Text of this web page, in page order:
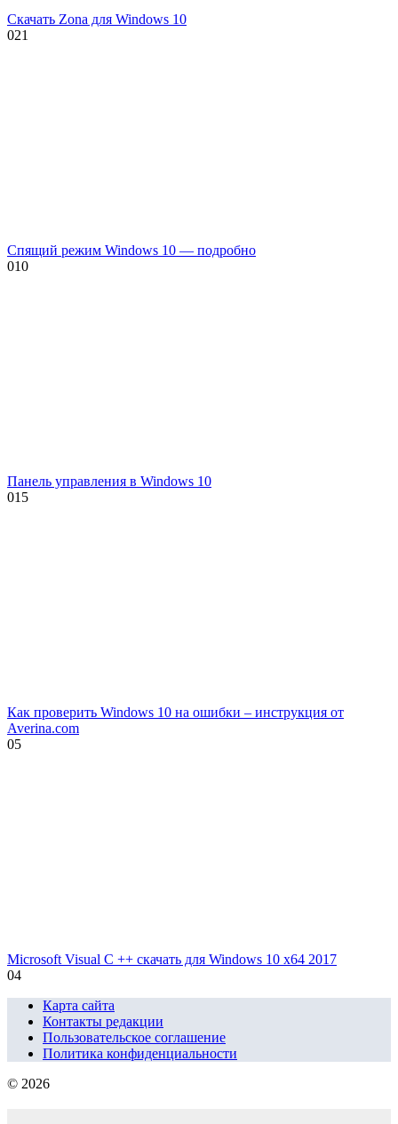
Скачать Zona для Windows 10
021
Спящий режим Windows 10 — подробно
010
Панель управления в Windows 10
015
Как проверить Windows 10 на ошибки – инструкция от
Averina.com
05
Microsoft Visual C ++ скачать для Windows 10 x64 2017
04
Карта сайта
Контакты редакции
Пользовательское соглашение
Политика конфиденциальности
© 2026